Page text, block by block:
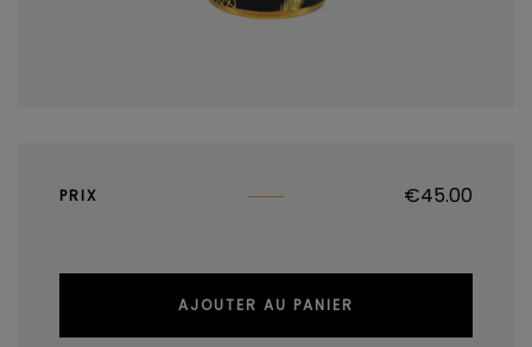
PRIX €45.00
AJOUTER AU PANIER